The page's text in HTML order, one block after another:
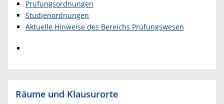
Prüfungsordnungen
Studienordnungen
Aktuelle Hinweise des Bereichs Prüfungswesen
Räume und Klausurorte